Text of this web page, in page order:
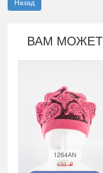
Назад
ВАМ МОЖЕТ
1264AN
650 r